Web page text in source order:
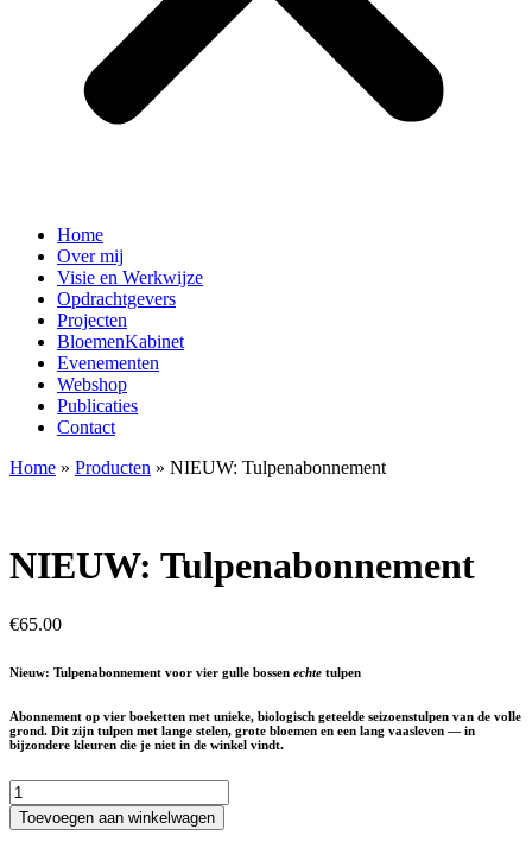
Home
Over mij
Visie en Werkwijze
Opdrachtgevers
Projecten
BloemenKabinet
Evenementen
Webshop
Publicaties
Contact
Home » Producten » NIEUW: Tulpenabonnement
NIEUW: Tulpenabonnement
€65.00
Nieuw: Tulpenabonnement voor vier gulle bossen echte tulpen
Abonnement op vier boeketten met unieke, biologisch geteelde seizoens­tulpen van de volle
grond. Dit zijn tulpen met lange stelen, grote bloemen en een lang vaasleven — in
bijzondere kleuren die je niet in de winkel vindt.
NIEUW:
Tulpenabonnement
aantal
Toevoegen aan winkelwagen